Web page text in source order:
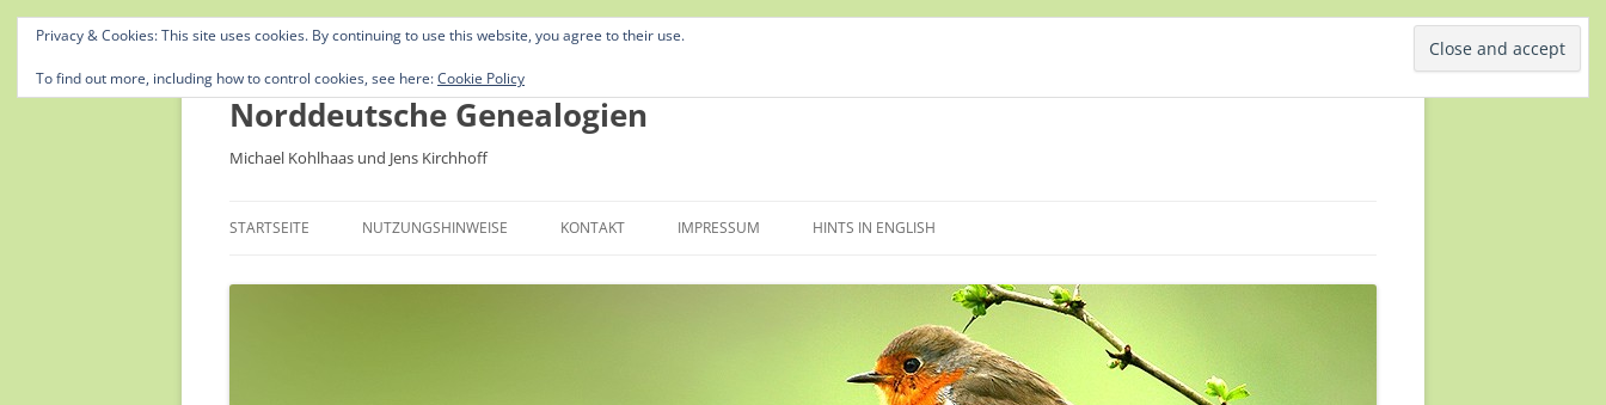
Norddeutsche Genealogien
Michael Kohlhaas und Jens Kirchhoff
Inhalt
STARTSEITE NUTZUNGSHINWEISE KONTAKT IMPRESSUM HINTS IN ENGLISH
Privacy & Cookies: This site uses cookies. By continuing to use this website, you agree to their use.
To find out more, including how to control cookies, see here:Cookie Policy